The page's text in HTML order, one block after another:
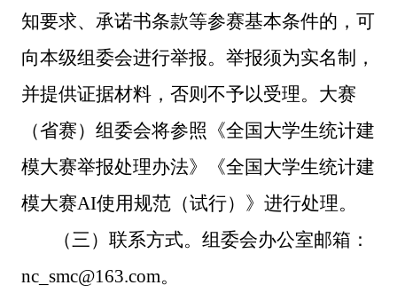
知要求、承诺书条款等参赛基本条件的，可
向本级组委会进行举报。举报须为实名制，
并提供证据材料，否则不予以受理。大赛
（省赛）组委会将参照《全国大学生统计建
模大赛举报处理办法》
《全国大学生统计建
模大赛AI使用规范（试行）》 进行处理。
（三）联系方式。 组委会办公室邮箱：
nc_smc@163.com。